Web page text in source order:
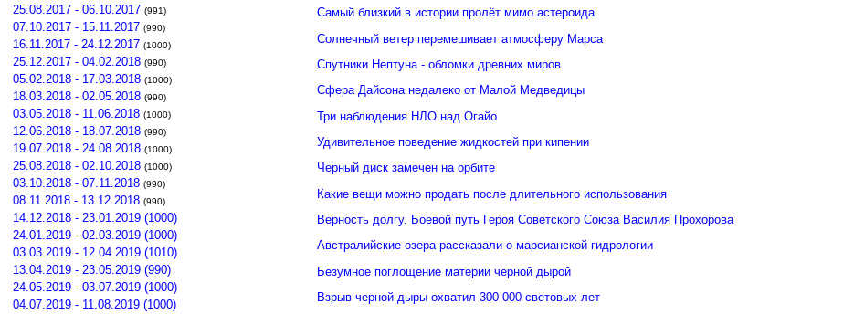
25.08.2017 - 06.10.2017 (991)
07.10.2017 - 15.11.2017 (990)
16.11.2017 - 24.12.2017 (1000)
25.12.2017 - 04.02.2018 (990)
05.02.2018 - 17.03.2018 (1000)
18.03.2018 - 02.05.2018 (990)
03.05.2018 - 11.06.2018 (1000)
12.06.2018 - 18.07.2018 (990)
19.07.2018 - 24.08.2018 (1000)
25.08.2018 - 02.10.2018 (1000)
03.10.2018 - 07.11.2018 (990)
08.11.2018 - 13.12.2018 (990)
14.12.2018 - 23.01.2019 (1000)
24.01.2019 - 02.03.2019 (1000)
03.03.2019 - 12.04.2019 (1010)
13.04.2019 - 23.05.2019 (990)
24.05.2019 - 03.07.2019 (1000)
04.07.2019 - 11.08.2019 (1000)
Самый близкий в истории пролёт мимо астероида
Солнечный ветер перемешивает атмосферу Марса
Спутники Нептуна - обломки древних миров
Сфера Дайсона недалеко от Малой Медведицы
Три наблюдения НЛО над Огайо
Удивительное поведение жидкостей при кипении
Черный диск замечен на орбите
Какие вещи можно продать после длительного использования
Верность долгу. Боевой путь Героя Советского Союза Василия Прохорова
Австралийские озера рассказали о марсианской гидрологии
Безумное поглощение материи черной дырой
Взрыв черной дыры охватил 300 000 световых лет